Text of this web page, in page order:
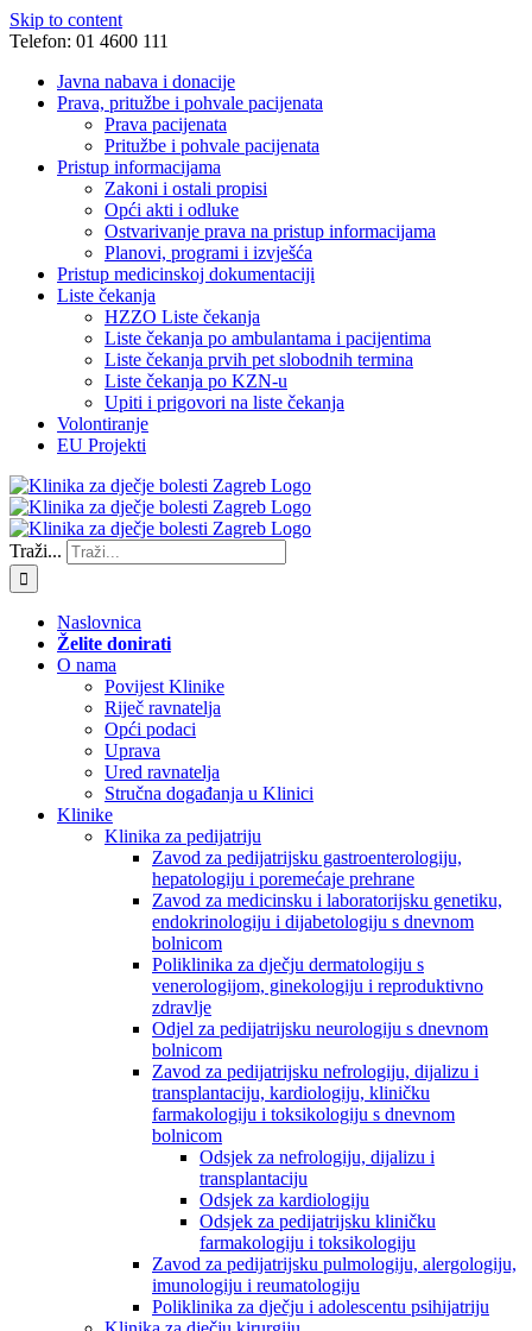
Skip to content
Telefon: 01 4600 111
Javna nabava i donacije
Prava, pritužbe i pohvale pacijenata
Prava pacijenata
Pritužbe i pohvale pacijenata
Pristup informacijama
Zakoni i ostali propisi
Opći akti i odluke
Ostvarivanje prava na pristup informacijama
Planovi, programi i izvješća
Pristup medicinskoj dokumentaciji
Liste čekanja
HZZO Liste čekanja
Liste čekanja po ambulantama i pacijentima
Liste čekanja prvih pet slobodnih termina
Liste čekanja po KZN-u
Upiti i prigovori na liste čekanja
Volontiranje
EU Projekti
Traži...
Naslovnica
Želite donirati
O nama
Povijest Klinike
Riječ ravnatelja
Opći podaci
Uprava
Ured ravnatelja
Stručna događanja u Klinici
Klinike
Klinika za pedijatriju
Zavod za pedijatrijsku gastroenterologiju,
hepatologiju i poremećaje prehrane
Zavod za medicinsku i laboratorijsku genetiku,
endokrinologiju i dijabetologiju s dnevnom
bolnicom
Poliklinika za dječju dermatologiju s
venerologijom, ginekologiju i reproduktivno
zdravlje
Odjel za pedijatrijsku neurologiju s dnevnom
bolnicom
Zavod za pedijatrijsku nefrologiju, dijalizu i
transplantaciju, kardiologiju, kliničku
farmakologiju i toksikologiju s dnevnom
bolnicom
Odsjek za nefrologiju, dijalizu i
transplantaciju
Odsjek za kardiologiju
Odsjek za pedijatrijsku kliničku
farmakologiju i toksikologiju
Zavod za pedijatrijsku pulmologiju, alergologiju,
imunologiju i reumatologiju
Poliklinika za dječju i adolescentu psihijatriju